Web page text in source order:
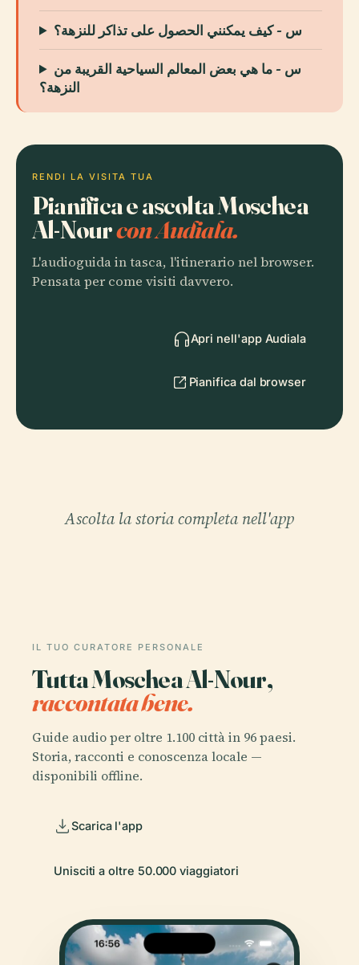
س - كيف يمكنني الحصول على تذاكر للنزهة؟
س - ما هي بعض المعالم السياحية القريبة من
النزهة؟
RENDI LA VISITA TUA
Pianifica e ascolta Moschea
Al-Nourcon Audiala.
L'audioguida in tasca, l'itinerario nel browser.
Pensata per come visiti davvero.
Apri nell'app Audiala
Pianifica dal browser
Ascolta la storia completa nell'app
IL TUO CURATORE PERSONALE
Tutta Moschea Al-Nour,
raccontata bene.
Guide audio per oltre 1.100 città in 96 paesi.
Storia, racconti e conoscenza locale —
disponibili offline.
Scarica l'app
Unisciti a oltre 50.000 viaggiatori